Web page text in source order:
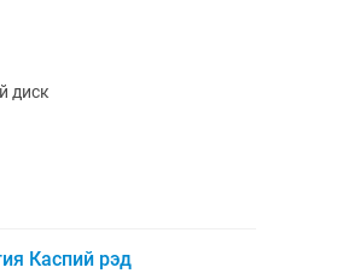
диск
Каспий рэд